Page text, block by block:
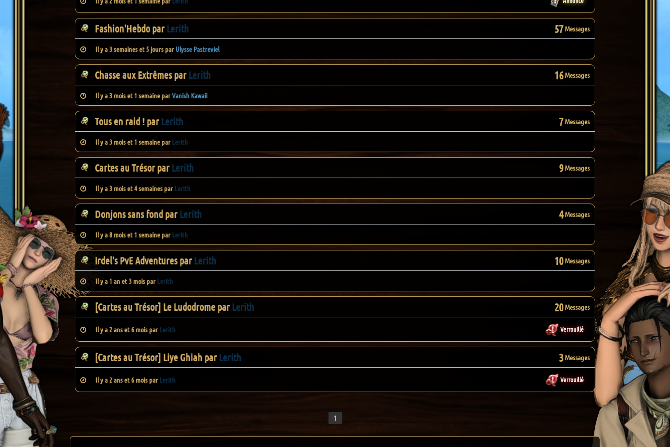
Fashion'Hebdo par Lerith 57Messages
Il y a 3 semaines et 5 jours par Ulysse Pastreviel
Chasse aux Extrêmes par Lerith 16Messages
Il y a 3 mois et 1 semaine parVanish Kawaii
Tous en raid ! par Lerith 7Messages
Il y a 3 mois et 1 semaine par Lerith
Cartes au Trésorpar Lerith 9Messages
Il y a 3 mois et 4 semaines par Lerith
Donjons sans fond par Lerith 4Messages
Il y a 8 mois et 1 semaine par Lerith
Irdel's PvE Adventures par Lerith 10Messages
Il y a 1 an et 3 mois par Lerith
[Cartes au Trésor] Le Ludodrome par Lerith 20Messages
Il y a 2 ans et 6 mois par Lerith Verrouillé
[Cartes au Trésor] Liye Ghiah par Lerith 3 Messages
Il y a 2 ans et 6 mois par Lerith Verrouillé
1